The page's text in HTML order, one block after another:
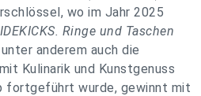
wo im Jahr 2025
Ringe und Taschen
unter anderem auch die
mit Kulinarik und Kunstgenuss
fortgeführt wurde, gewinnt mit